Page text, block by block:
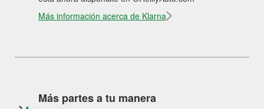
Más información acerca de Klarna
Más partes a tu manera